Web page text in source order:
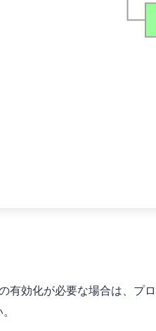
有効化が必要な場合は、プ